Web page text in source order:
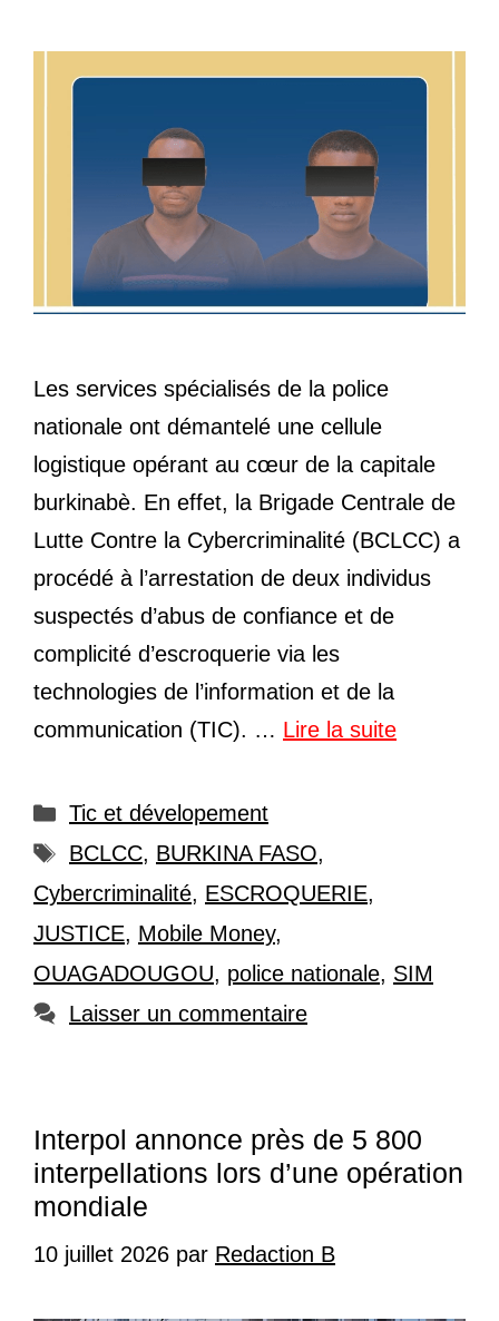
Les services spécialisés de la police
nationale ont démantelé une cellule
logistique opérant au cœur de la capitale
burkinabè. En effet, la Brigade Centrale de
Lutte Contre la Cybercriminalité (BCLCC) a
procédé à l’arrestation de deux individus
suspectés d’abus de confiance et de
complicité d’escroquerie via les
technologies de l’information et de la
communication (TIC). … Lire la suite
Catégories
Tic et dévelopement
Étiquettes
BCLCC, BURKINA FASO,
Cybercriminalité, ESCROQUERIE,
JUSTICE, Mobile Money,
OUAGADOUGOU, police nationale, SIM
Laisser un commentaire
Interpol annonce près de 5 800
interpellations lors d’une opération
mondiale
10 juillet 2026 par Redaction B